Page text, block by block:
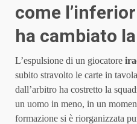
come
ha cambiato
L’espulsione di un giocatore
subito stravolto le carte in
dall’arbitro ha costretto la
un uomo in meno, in un
formazione si è riorganizzata